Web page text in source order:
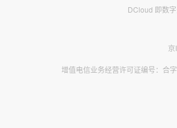
DCloud 即数
增值电信业务经营许可证编号：合